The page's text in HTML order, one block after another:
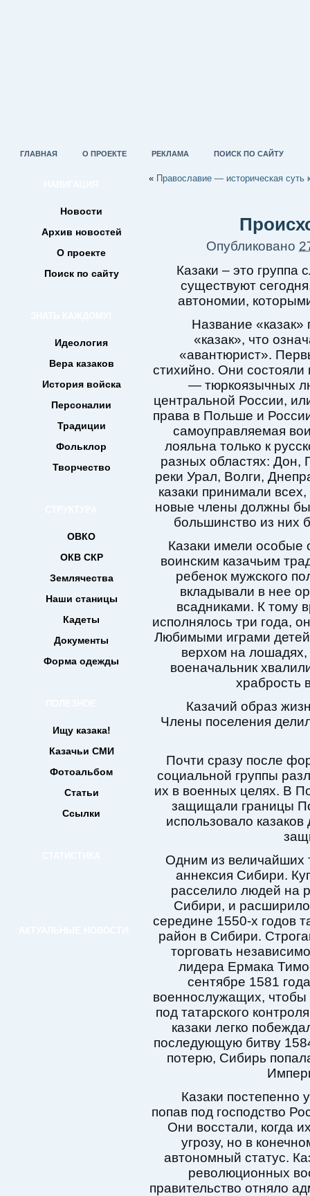
ГЛАВНАЯ О ПРОЕКТЕ РЕКЛАМА ПОИСК ПО САЙТУ
Новости
Архив новостей
О проекте
Поиск по сайту
Идеология
Вера казаков
История войска
Персоналии
Традиции
Фольклор
Творчество
ОВКО
ОКВ СКР
Землячества
Наши станицы
Кадеты
Документы
Форма одежды
Ищу казака!
Казачьи СМИ
Фотоальбом
Статьи
Ссылки
« Православие — историческая суть
Опубликовано
Казаки – это группа
существуют
автономии,
Название «казак»
«казак», что
«авантюрист».
стихийно. Они состояли
— тюркоязычных
центральной России,
права в Польше и
самоуправляемая
лояльна только к
разных областях: Дон,
реки Урал, Волги,
казаки принимали
новые члены должны
большинство из них
Казаки имели особые
воинским казачьим
ребенок мужского
вкладывали в нее
всадниками. К тому
исполнялось три года,
Любимыми играми
верхом на
военачальник
храбрость
Казачий образ
Члены поселения
Почти сразу после
социальной группы
их в военных целях. В
защищали границы
использовало
Одним из величайших
аннексия Сибири.
расселило людей на
Сибири, и
середине 1550-х годов
район в Сибири.
торговать
лидера Ермака
сентябре 1581
военнослужащих, чтобы
под татарского
казаки легко
последующую битву
потерю, Сибирь
Казаки постепенно
попав под господство
Они восстали, когда
угрозу, но в
автономный статус.
революционных
правительство отняло